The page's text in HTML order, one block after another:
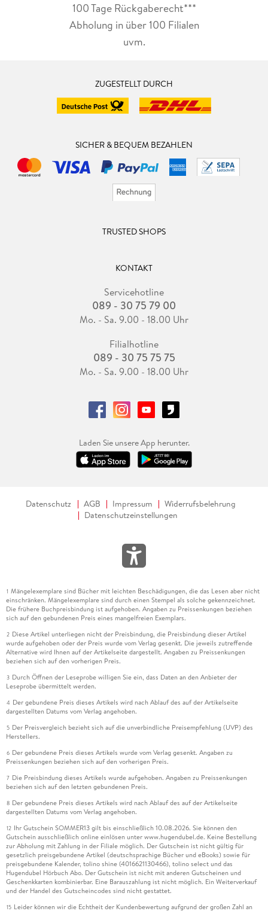
100 Tage Rückgaberecht***
Abholung in über 100 Filialen
uvm.
ZUGESTELLT DURCH
SICHER & BEQUEM BEZAHLEN
TRUSTED SHOPS
KONTAKT
Servicehotline
089 - 30 75 79 00
Mo. - Sa. 9.00 - 18.00 Uhr
Filialhotline
089 - 30 75 75 75
Mo. - Sa. 9.00 - 18.00 Uhr
Laden Sie unsere App herunter.
Datenschutz AGB Impressum
Widerrufsbelehrung
Datenschutzeinstellungen
1 Mängelexemplare sind Bücher mit leichten Beschädigungen, die das Lesen aber nicht
einschränken. Mängelexemplare sind durch einen Stempel als solche gekennzeichnet.
Die frühere Buchpreisbindung ist aufgehoben. Angaben zu Preissenkungen beziehen
sich auf den gebundenen Preis eines mangelfreien Exemplars.
2 Diese Artikel unterliegen nicht der Preisbindung, die Preisbindung dieser Artikel
wurde aufgehoben oder der Preis wurde vom Verlag gesenkt. Die jeweils zutreffende
Alternative wird Ihnen auf der Artikelseite dargestellt. Angaben zu Preissenkungen
beziehen sich auf den vorherigen Preis.
3 Durch Öffnen der Leseprobe willigen Sie ein, dass Daten an den Anbieter der
Leseprobe übermittelt werden.
4 Der gebundene Preis dieses Artikels wird nach Ablauf des auf der Artikelseite
dargestellten Datums vom Verlag angehoben.
5 Der Preisvergleich bezieht sich auf die unverbindliche Preisempfehlung (UVP) des
Herstellers.
6 Der gebundene Preis dieses Artikels wurde vom Verlag gesenkt. Angaben zu
Preissenkungen beziehen sich auf den vorherigen Preis.
7 Die Preisbindung dieses Artikels wurde aufgehoben. Angaben zu Preissenkungen
beziehen sich auf den letzten gebundenen Preis.
8 Der gebundene Preis dieses Artikels wird nach Ablauf des auf der Artikelseite
dargestellten Datums vom Verlag angehoben.
12 Ihr Gutschein SOMMER13 gilt bis einschließlich 10.08.2026. Sie können den
Gutschein ausschließlich online einlösen unter www.hugendubel.de. Keine Bestellung
zur Abholung mit Zahlung in der Filiale möglich. Der Gutschein ist nicht gültig für
gesetzlich preisgebundene Artikel (deutschsprachige Bücher und eBooks) sowie für
preisgebundene Kalender, tolino shine (4016621130466), tolino select und das
Hugendubel Hörbuch Abo. Der Gutschein ist nicht mit anderen Gutscheinen und
Geschenkkarten kombinierbar. Eine Barauszahlung ist nicht möglich. Ein Weiterverkauf
und der Handel des Gutscheincodes sind nicht gestattet.
15 Leider können wir die Echtheit der Kundenbewertung aufgrund der großen Zahl an